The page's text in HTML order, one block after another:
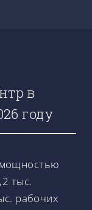
в
году
тыс.
рабочих